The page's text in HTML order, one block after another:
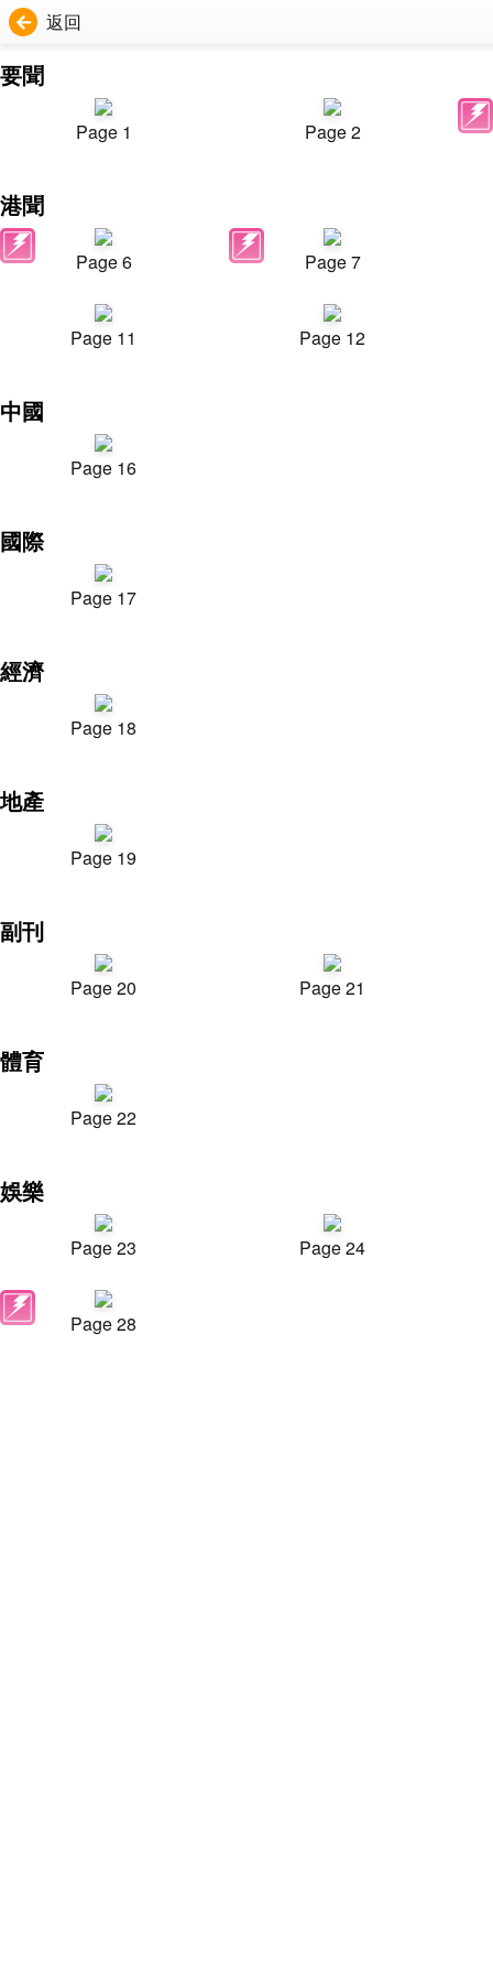
返回
要聞
Page 1 Page 2
港聞
Page 6 Page 7
Page 11 Page 12
中國
Page 16
國際
Page 17
經濟
Page 18
地產
Page 19
副刊
Page 20 Page 21
體育
Page 22
娛樂
Page 23 Page 24
Page 28